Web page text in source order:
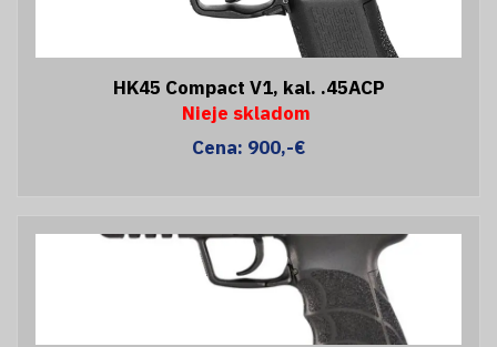
HK45 Compact V1, kal. .45ACP
Nieje skladom
Cena: 900,-€